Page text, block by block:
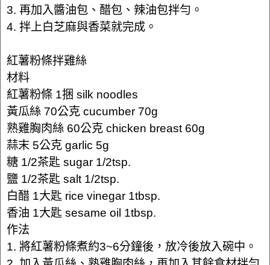
3. 再加入醬油包、醋包、辣油包拌勻。
4. 拌上白芝麻與香菜就完成。
紅薯粉條拌雞絲
材料
紅薯粉條 1捆 silk noodles
黃瓜絲 70公克 cucumber 70g
熟雞胸肉絲 60公克 chicken breast 60g
蒜末 5公克 garlic 5g
糖 1/2茶匙 sugar 1/2tsp.
鹽 1/2茶匙 salt 1/2tsp.
白醋 1大匙 rice vinegar 1tbsp.
香油 1大匙 sesame oil 1tbsp.
作法
1. 將紅薯粉條煮約3~6分鐘後，放冷後放入碗中。